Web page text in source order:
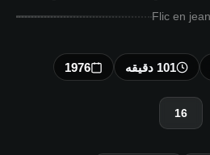
Flic en jean
101 دقیقه 1976
16